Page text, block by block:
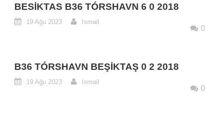
BESIKTAS B36 TÓRSHAVN 6 0 2018
19 Ağu 2023 Ismail
0
B36 TÓRSHAVN BEŞIKTAŞ 0 2 2018
19 Ağu 2023 Ismail
0